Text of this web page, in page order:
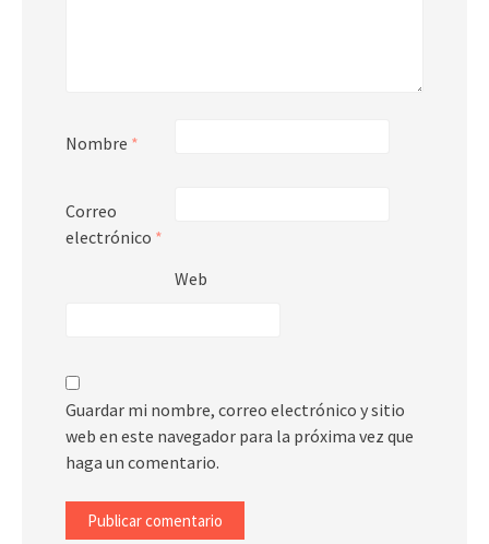
Nombre *
Correo
electrónico *
Web
Guardar mi nombre, correo electrónico y sitio
web en este navegador para la próxima vez que
haga un comentario.